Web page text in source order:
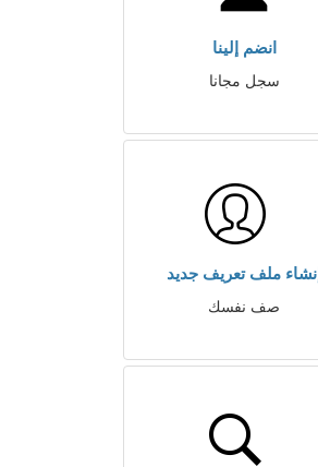
انضم إلينا
سجل مجانا
إنشاء ملف تعريف جديد
صف نفسك